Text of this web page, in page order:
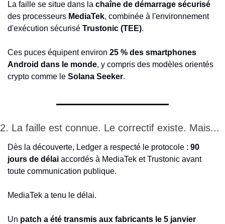
La faille se situe dans la chaîne de démarrage sécurisé
des processeurs MediaTek, combinée à l'environnement
d'exécution sécurisé Trustonic (TEE).
Ces puces équipent environ 25 % des smartphones
Android dans le monde, y compris des modèles orientés
crypto comme le Solana Seeker.
2. La faille est connue. Le correctif existe. Mais...
Dès la découverte, Ledger a respecté le protocole : 90
jours de délai accordés à MediaTek et Trustonic avant
toute communication publique.
MediaTek a tenu le délai.
Un patch a été transmis aux fabricants le 5 janvier